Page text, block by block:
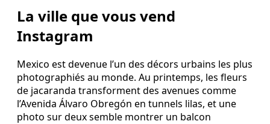
La ville que vous vend
Instagram
Mexico est devenue l’un des décors urbains les plus
photographiés au monde. Au printemps, les fleurs
de jacaranda transforment des avenues comme
l’Avenida Álvaro Obregón en tunnels lilas, et une
photo sur deux semble montrer un balcon